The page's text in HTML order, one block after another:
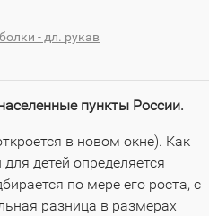
- дл. рукав
пункты России.
в новом окне). Как
детей определяется
по мере его роста, с
разница в размерах